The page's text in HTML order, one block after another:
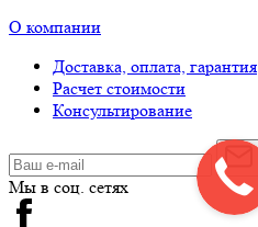
О компании
Доставка, оплата, гарантия
Расчет стоимости
Консультирование
Мы в соц. сетях